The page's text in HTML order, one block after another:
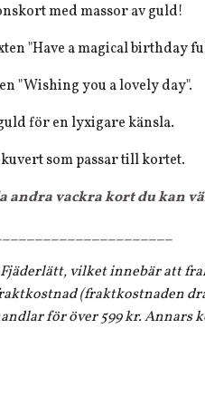
med massor av guld!
"Have a magical birthday
"Wishing you a lovely day".
för en lyxigare känsla.
som passar till kortet.
andra vackra kort du kan
vilket innebär att
(fraktkostnaden
för över 599 kr. Annars